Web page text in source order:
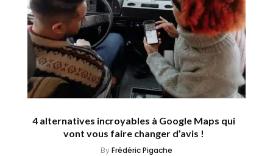
4 alternatives incroyables à Google Maps qui
vont vous faire changer d’avis !
ByFrédéric Pigache